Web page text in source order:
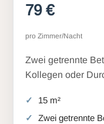
79 €
pro Zimmer/Nacht
Zwei getrennte
Kollegen oder
15 m²
Zwei getrennte